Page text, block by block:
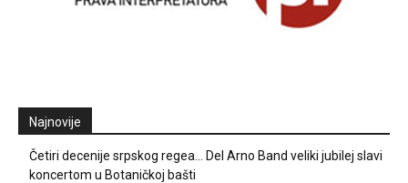
Najnovije
Četiri decenije srpskog regea… Del Arno Band veliki jubilej slavi
koncertom u Botaničkoj bašti